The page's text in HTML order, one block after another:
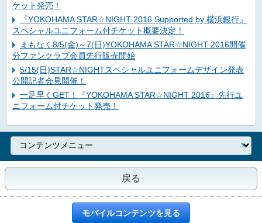
ケット発売！
『YOKOHAMA STAR☆NIGHT 2016 Supported by 横浜銀行』
スペシャルユニフォーム付チケット概要決定！
まもなく8/5(金)～7(日)YOKOHAMA STAR☆NIGHT 2016開催
分ファンクラブ会員先行販売開始
5/15(日)STAR☆NIGHTスペシャルユニフォームデザイン発表
公開記者会見開催！
一足早くGET！『YOKOHAMA STAR☆NIGHT 2016』先行ユ
ニフォーム付チケット発売！
戻る
モバイルコンテンツを見る